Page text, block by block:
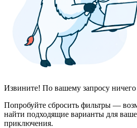
Извините! По вашему запросу
Попробуйте сбросить фильтры —
найти подходящие варианты для
приключения.